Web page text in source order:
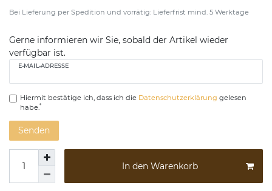
Bei Lieferung per Spedition und vorrätig: Lieferfrist mind. 5 Werktage
Gerne informieren wir Sie, sobald der Artikel wieder
verfügbar ist.
E-MAIL-ADRESSE
Hiermit bestätige ich, dass ich die Daten­schutz­erklärung gelesen
habe.*
Senden
In den Warenkorb